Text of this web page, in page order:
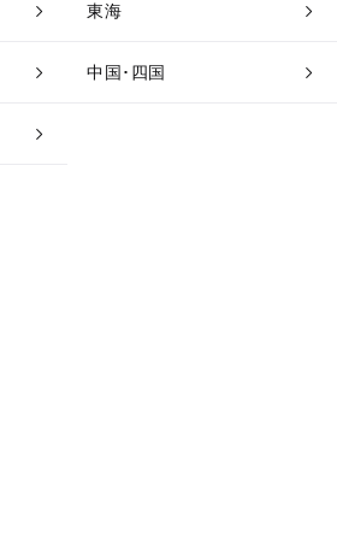
東海
中国･四国